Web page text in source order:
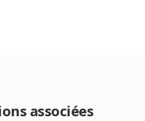
associées